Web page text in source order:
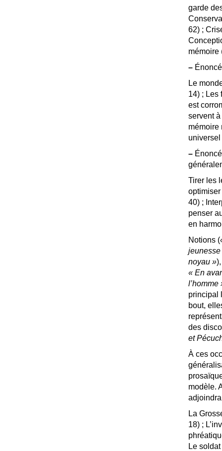
garde
62) ;
mémoire
–
Le
14) ; Les
est
servent
mémoire
–
Tirer les
optimiser
40) ;
penser
en
Notions (
noyau »
« En
l’homme
principal
bout,
des
et
À ces
modèle.
La
18) ;
Le